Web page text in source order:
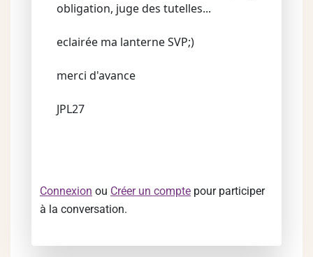
obligation, juge des tutelles...
eclairée ma lanterne SVP;)
merci d'avance
JPL27
Connexion ou Créer un compte pour participer
à la conversation.